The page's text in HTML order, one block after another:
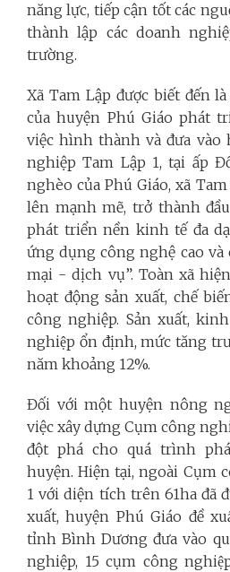
năng lực, tiếp cận tốt các
thành lập các doanh
trường.
Xã Tam Lập được biết đến
của huyện Phú Giáo phát
việc hình thành và đưa vào
nghiệp Tam Lập 1, tại ấp
nghèo của Phú Giáo, xã
lên mạnh mẽ, trở thành
phát triển nền kinh tế đa
ứng dụng công nghệ cao
mại - dịch vụ”. Toàn xã
hoạt động sản xuất, chế
công nghiệp. Sản xuất,
nghiệp ổn định, mức tăng
năm khoảng 12%.
Đối với một huyện nông
việc xây dựng Cụm công
đột phá cho quá trình
huyện. Hiện tại, ngoài Cụm
1 với diện tích trên 61ha đã
xuất, huyện Phú Giáo đề
tỉnh Bình Dương đưa vào
nghiệp, 15 cụm công